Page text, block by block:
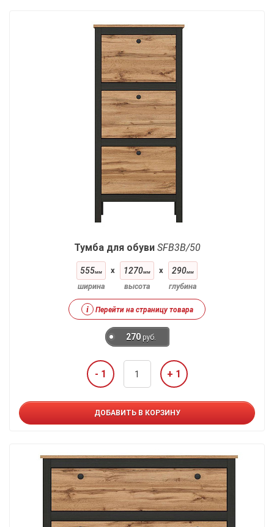
Тумба для обуви SFB3B/50
555мм
ширина
x 1270мм
высота
x 290мм
глубина
i Перейти на страницу товара
270 руб.
- 1 + 1
ДОБАВИТЬ В КОРЗИНУ